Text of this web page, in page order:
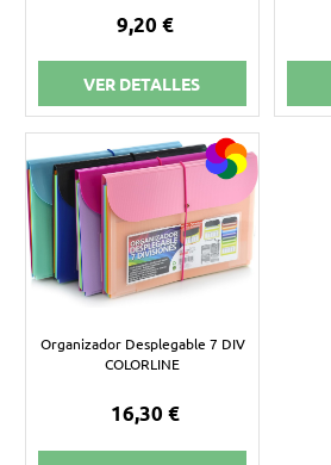
9,20 €
VER DETALLES
Organizador Desplegable 7 DIV
COLORLINE
16,30 €